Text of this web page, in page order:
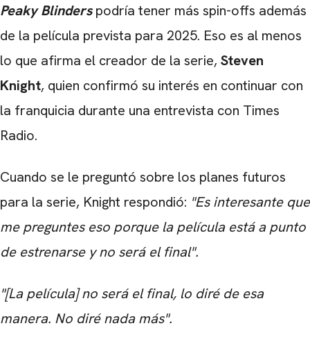
Peaky Blinderspodría tener más spin-offs además
de la película prevista para 2025. Eso es al menos
lo que afirma el creador de la serie, Steven
Knight, quien confirmó su interés en continuar con
la franquicia durante una entrevista con Times
Radio.
Cuando se le preguntó sobre los planes futuros
para la serie, Knight respondió: "Es interesante que
me preguntes eso porque la película está a punto
de estrenarse y no será el final".
"[La película] no será el final, lo diré de esa
manera. No diré nada más".